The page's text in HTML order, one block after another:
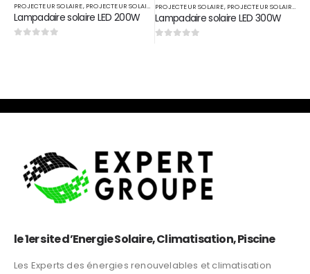
PROJECTEUR SOLAIRE, PROJECTEUR SOLAIRE LED ,PROTECTION SOLAIRE
Lampadaire solaire LED 200W
PROJECTEUR SOLAIRE, PROJECTEUR SOLAIRE LED
Lampadaire solaire LED 300W
le 1er site d’Energie Solaire, Climatisation, Piscine
Les Experts des énergies renouvelables et climatisation